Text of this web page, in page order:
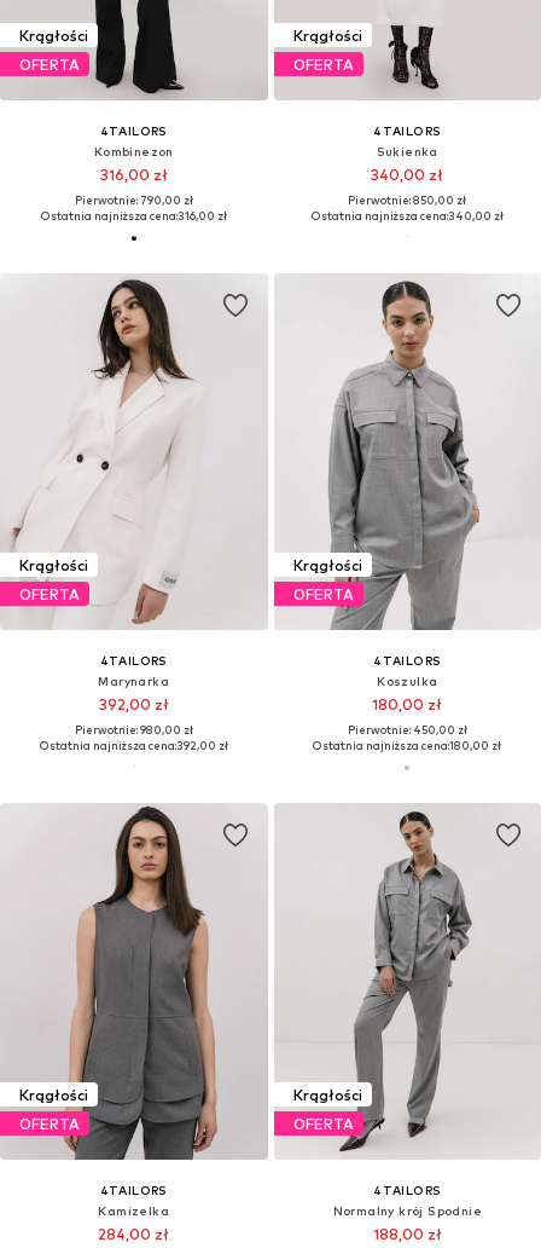
Krągłości
OFERTA
4TAILORS
Kombinezon
316,00 zł
Pierwotnie: 790,00 zł
Ostatnia najniższa cena:316,00 zł
Krągłości
OFERTA
4TAILORS
Sukienka
340,00 zł
Pierwotnie: 850,00 zł
Ostatnia najniższa cena:340,00 zł
Krągłości
OFERTA
4TAILORS
Marynarka
392,00 zł
Pierwotnie: 980,00 zł
Ostatnia najniższa cena:392,00 zł
Krągłości
OFERTA
4TAILORS
Koszulka
180,00 zł
Pierwotnie: 450,00 zł
Ostatnia najniższa cena:180,00 zł
Krągłości
OFERTA
4TAILORS
Kamizelka
284,00 zł
Krągłości
OFERTA
4TAILORS
Normalny krój Spodnie
188,00 zł